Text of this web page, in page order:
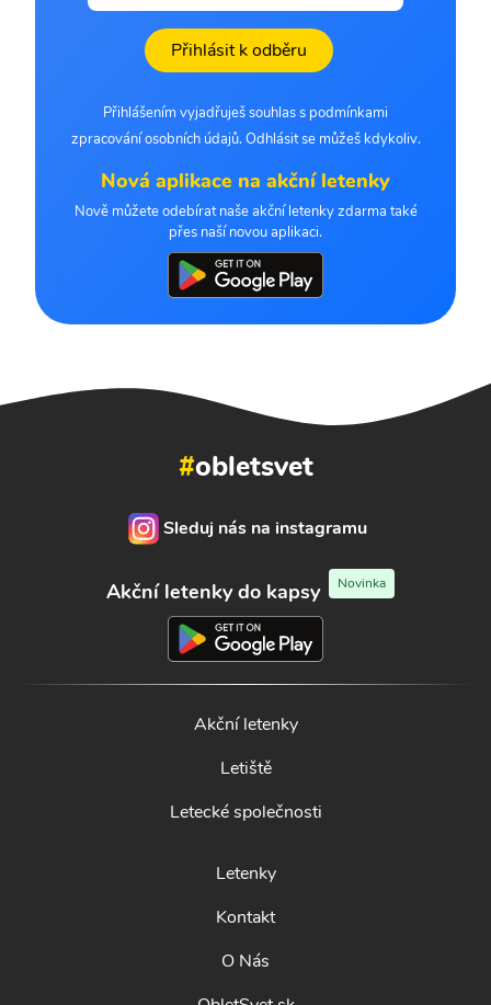
Přihlásit k odběru
Přihlášením vyjadřuješ souhlas s podmínkami
zpracování osobních údajů. Odhlásit se můžeš kdykoliv.
Nová aplikace na akční letenky
Nově můžete odebírat naše akční letenky zdarma také
přes naší novou aplikaci.
#obletsvet
Sleduj nás na instagramu
Akční letenky do kapsy Novinka
Akční letenky
Letiště
Letecké společnosti
Letenky
Kontakt
O Nás